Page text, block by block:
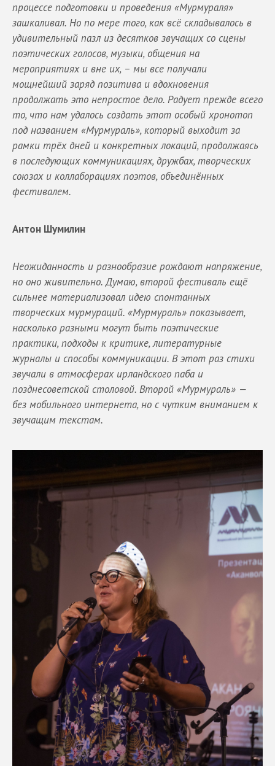
процессе подготовки и проведения «Мурмураля»
зашкаливал. Но по мере того, как всё складывалось в
удивительный пазл из десятков звучащих со сцены
поэтических голосов, музыки, общения на
мероприятиях и вне их, – мы все получали
мощнейший заряд позитива и вдохновения
продолжать это непростое дело. Радует прежде всего
то, что нам удалось создать этот особый хронотоп
под названием «Мурмураль», который выходит за
рамки трёх дней и конкретных локаций, продолжаясь
в последующих коммуникациях, дружбах, творческих
союзах и коллаборациях поэтов, объединённых
фестивалем.
Антон Шумилин
Неожиданность и разнообразие рождают напряжение,
но оно живительно. Думаю, второй фестиваль ещё
сильнее материализовал идею спонтанных
творческих мурмураций. «Мурмураль» показывает,
насколько разными могут быть поэтические
практики, подходы к критике, литературные
журналы и способы коммуникации. В этот раз стихи
звучали в атмосферах ирландского паба и
позднесоветской столовой. Второй «Мурмураль» —
без мобильного интернета, но с чутким вниманием к
звучащим текстам.